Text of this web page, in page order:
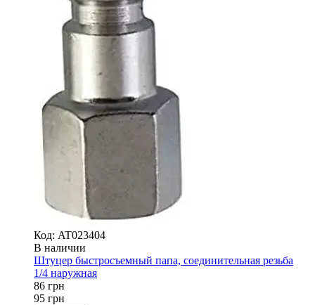
Код: AT023404
В наличии
Штуцер быстросъемный папа, соединительная резьба
1/4 наружная
86 грн
95 грн